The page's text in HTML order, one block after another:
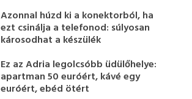
Azonnal húzd ki a konektorból, ha
ezt csinálja a telefonod: súlyosan
károsodhat a készülék
Ez az Adria legolcsóbb üdülőhelye:
apartman 50 euróért, kávé egy
euróért, ebéd ötért